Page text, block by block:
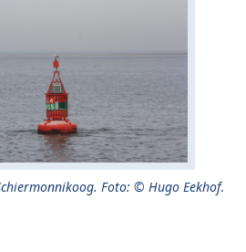
Foto: © Hugo Eekhof.